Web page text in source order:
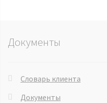
Документы
Словарь клиента
Документы